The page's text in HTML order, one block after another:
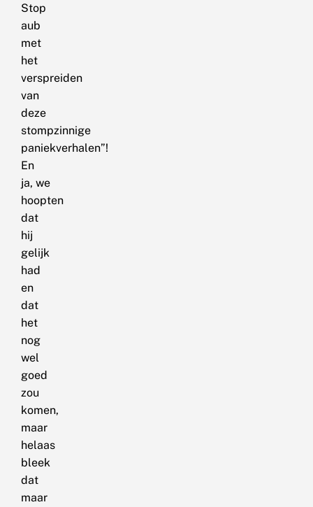
Stop
aub
met
het
verspreiden
van
deze
stompzinnige
paniekverhalen”!
En
ja, we
hoopten
dat
hij
gelijk
had
en
dat
het
nog
wel
goed
zou
komen,
maar
helaas
bleek
dat
maar